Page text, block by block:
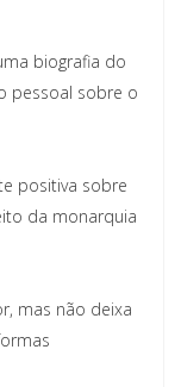
biografia do
pessoal sobre o
positiva sobre
da monarquia
mas não deixa